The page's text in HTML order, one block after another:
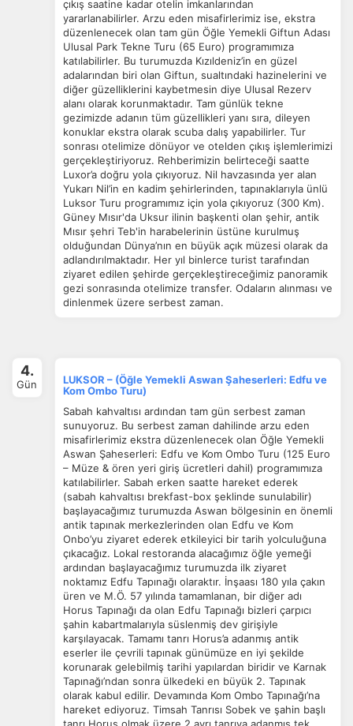
çıkış saatine kadar otelin imkanlarından
yararlanabilirler. Arzu eden misafirlerimiz ise, ekstra
düzenlenecek olan tam gün Öğle Yemekli Giftun Adası
Ulusal Park Tekne Turu (65 Euro) programımıza
katılabilirler. Bu turumuzda Kızıldeniz’in en güzel
adalarından biri olan Giftun, sualtındaki hazinelerini ve
diğer güzelliklerini kaybetmesin diye Ulusal Rezerv
alanı olarak korunmaktadır. Tam günlük tekne
gezimizde adanın tüm güzellikleri yanı sıra, dileyen
konuklar ekstra olarak scuba dalış yapabilirler. Tur
sonrası otelimize dönüyor ve otelden çıkış işlemlerimizi
gerçekleştiriyoruz. Rehberimizin belirteceği saatte
Luxor’a doğru yola çıkıyoruz. Nil havzasında yer alan
Yukarı Nil’in en kadim şehirlerinden, tapınaklarıyla ünlü
Luksor Turu programımız için yola çıkıyoruz (300 Km).
Güney Mısır'da Uksur ilinin başkenti olan şehir, antik
Mısır şehri Teb'in harabelerinin üstüne kurulmuş
olduğundan Dünya’nın en büyük açık müzesi olarak da
adlandırılmaktadır. Her yıl binlerce turist tarafından
ziyaret edilen şehirde gerçekleştireceğimiz panoramik
gezi sonrasında otelimize transfer. Odaların alınması ve
dinlenmek üzere serbest zaman.
4.
Gün
LUKSOR – (Öğle Yemekli Aswan Şaheserleri: Edfu ve
Kom Ombo Turu)
Sabah kahvaltısı ardından tam gün serbest zaman
sunuyoruz. Bu serbest zaman dahilinde arzu eden
misafirlerimiz ekstra düzenlenecek olan Öğle Yemekli
Aswan Şaheserleri: Edfu ve Kom Ombo Turu (125 Euro
– Müze & ören yeri giriş ücretleri dahil) programımıza
katılabilirler. Sabah erken saatte hareket ederek
(sabah kahvaltısı brekfast-box şeklinde sunulabilir)
başlayacağımız turumuzda Aswan bölgesinin en önemli
antik tapınak merkezlerinden olan Edfu ve Kom
Onbo’yu ziyaret ederek etkileyici bir tarih yolculuğuna
çıkacağız. Lokal restoranda alacağımız öğle yemeği
ardından başlayacağımız turumuzda ilk ziyaret
noktamız Edfu Tapınağı olaraktır. İnşaası 180 yıla çakın
üren ve M.Ö. 57 yılında tamamlanan, bir diğer adı
Horus Tapınağı da olan Edfu Tapınağı bizleri çarpıcı
şahin kabartmalarıyla süslenmiş dev girişiyle
karşılayacak. Tamamı tanrı Horus’a adanmış antik
eserler ile çevrili tapınak günümüze en iyi şekilde
korunarak gelebilmiş tarihi yapılardan biridir ve Karnak
Tapınağı’ndan sonra ülkedeki en büyük 2. Tapınak
olarak kabul edilir. Devamında Kom Ombo Tapınağı’na
hareket ediyoruz. Timsah Tanrısı Sobek ve şahin başlı